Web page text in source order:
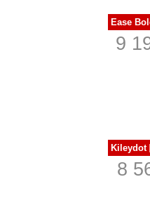
Ease
9
Kileydot
8